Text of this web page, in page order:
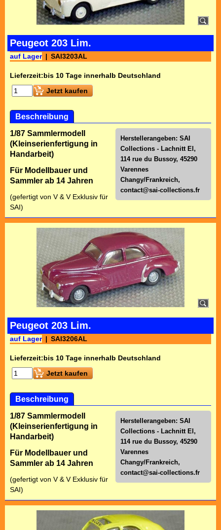
Peugeot 203 Lim.
auf Lager SAI3203AL
Lieferzeit:bis 10 Tage innerhalb Deutschland
Jetzt kaufen
Beschreibung
Herstellerangeben: SAI
Collections - Lachnitt El,
114 rue du Bussoy, 45290
Varennes
Changy/Frankreich,
contact@sai-collections.fr
1/87 Sammlermodell
(Kleinserienfertigung in
Handarbeit)
Für Modellbauer und
Sammler ab 14 Jahren
(gefertigt von V & V Exklusiv für
SAI)
Peugeot 203 Lim.
auf Lager SAI3206AL
Lieferzeit:bis 10 Tage innerhalb Deutschland
Jetzt kaufen
Beschreibung
Herstellerangeben: SAI
Collections - Lachnitt El,
114 rue du Bussoy, 45290
Varennes
Changy/Frankreich,
contact@sai-collections.fr
1/87 Sammlermodell
(Kleinserienfertigung in
Handarbeit)
Für Modellbauer und
Sammler ab 14 Jahren
(gefertigt von V & V Exklusiv für
SAI)